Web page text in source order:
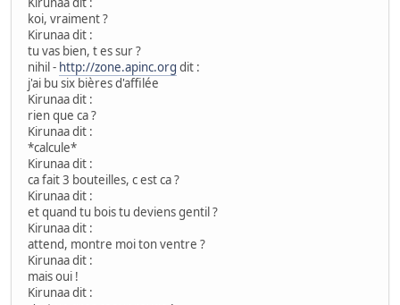
koi, vraiment ?
Kirunaa dit :
tu vas bien, t es sur ?
nihil - http://zone.apinc.org dit :
j'ai bu six bières d'affilée
Kirunaa dit :
rien que ca ?
Kirunaa dit :
*calcule*
Kirunaa dit :
ca fait 3 bouteilles, c est ca ?
Kirunaa dit :
et quand tu bois tu deviens gentil ?
Kirunaa dit :
attend, montre moi ton ventre ?
Kirunaa dit :
mais oui !
Kirunaa dit :